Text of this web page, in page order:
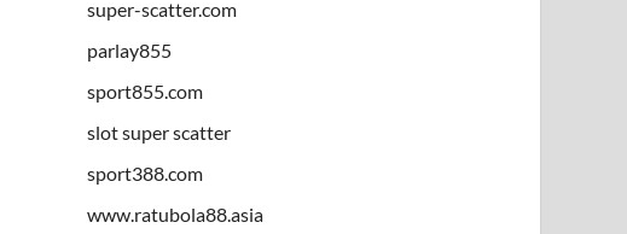
super-scatter.com
parlay855
sport855.com
slot super scatter
sport388.com
www.ratubola88.asia